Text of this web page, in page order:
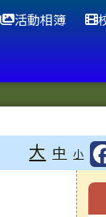
活動相簿
大 中 小